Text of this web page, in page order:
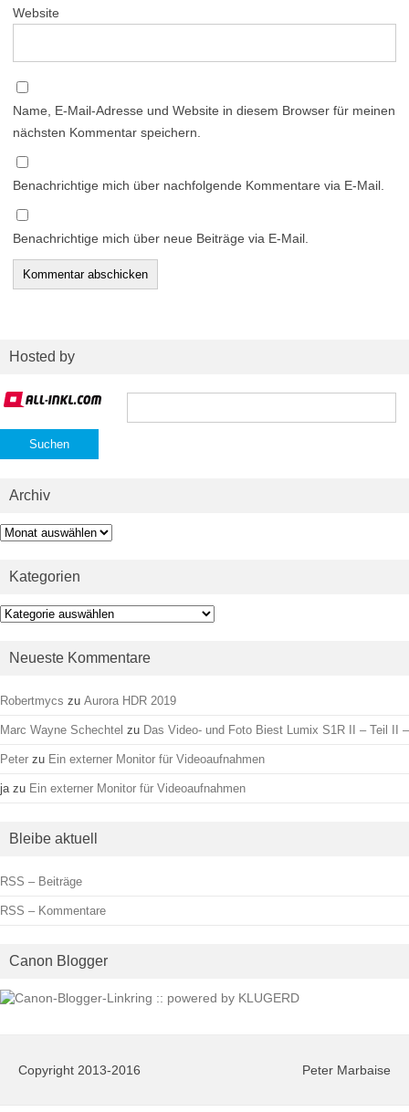
Website
Name, E-Mail-Adresse und Website in diesem Browser für meinen
nächsten Kommentar speichern.
Benachrichtige mich über nachfolgende Kommentare via E-Mail.
Benachrichtige mich über neue Beiträge via E-Mail.
Hosted by
Suchen
Archiv
Archiv
Kategorien
Kategorien
Neueste Kommentare
Robertmycs zu Aurora HDR 2019
Marc Wayne Schechtel zu Das Video- und Foto Biest Lumix S1R II – Teil II –
Peter zu Ein externer Monitor für Videoaufnahmen
ja zu Ein externer Monitor für Videoaufnahmen
Bleibe aktuell
RSS – Beiträge
RSS – Kommentare
Canon Blogger
Copyright 2013-2016 Peter Marbaise